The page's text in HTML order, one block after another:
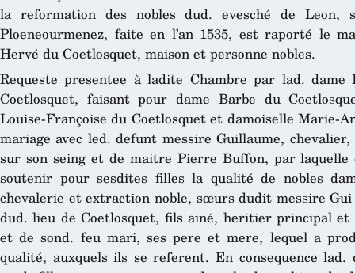
la reformation des nobles dud. evesché de
Ploeneourmenez, faite en l’an 1535, est raporté le
Hervé du Coetlosquet, maison et personne nobles.
Requeste presentee à ladite Chambre par lad.
Coetlosquet, faisant pour dame Barbe du
Louise-Françoise du Coetlosquet et damoiselle Marie-
mariage avec led. defunt messire Guillaume,
sur son seing et de maitre Pierre Buffon, par
soutenir pour sesdites filles la qualité de nobles
chevalerie et extraction noble, sœurs dudit messire
dud. lieu de Coetlosquet, fils ainé, heritier principal
et de sond. feu mari, ses pere et mere, lequel a
qualité, auxquels ils se referent. En consequence